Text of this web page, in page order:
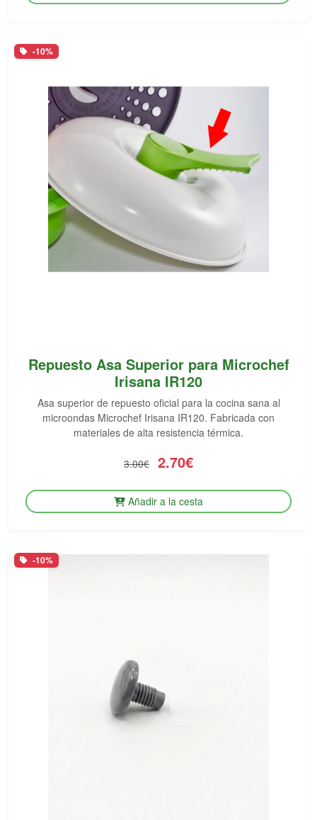
-10%
Repuesto Asa Superior para Microchef
Irisana IR120
Asa superior de repuesto oficial para la cocina sana al
microondas Microchef Irisana IR120. Fabricada con
materiales de alta resistencia térmica.
3.00€ 2.70€
Añadir a la cesta
-10%